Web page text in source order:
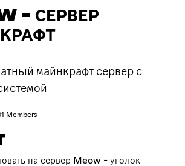
- СЕРВЕР
майнкрафт сервер с
Members
на сервер Meow - уголок